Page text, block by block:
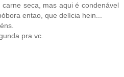
carne seca, mas aqui é condenável
entao, que delícia hein...
pra vc.